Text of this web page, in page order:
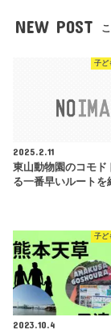
NEW POST
子ど
2025.2.11
東山動物園のコモド
る一番早いルートを
子ど
2023.10.4